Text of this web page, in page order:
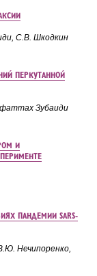
С.В. Шкодкин
ПЕРКУТАННОЙ
Зубаиди
И
ПАНДЕМИИ SARS-
Нечипоренко,